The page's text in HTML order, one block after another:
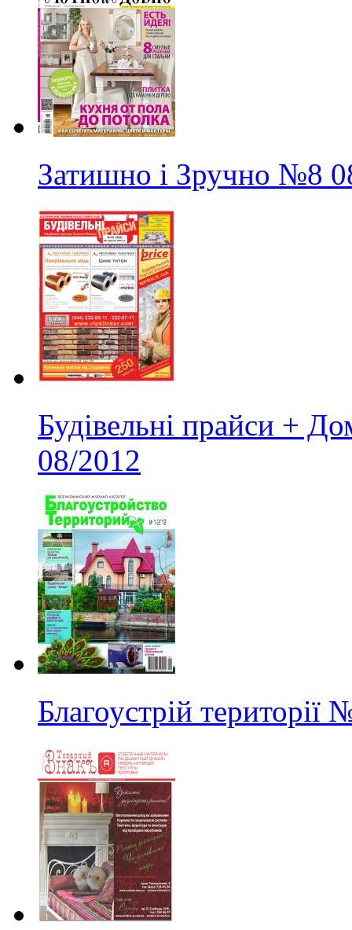
Затишно і Зручно №8
Будівельні прайси +
08/2012
Благоустрій території